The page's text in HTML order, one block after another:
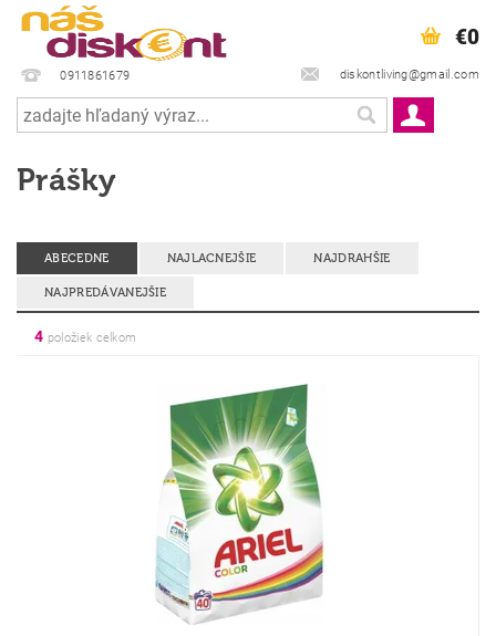
0911861679 diskontliving@gmail.com
€0
Prášky
ABECEDNE NAJLACNEJŠIE NAJDRAHŠIE
NAJPREDÁVANEJŠIE
4 položiek celkom